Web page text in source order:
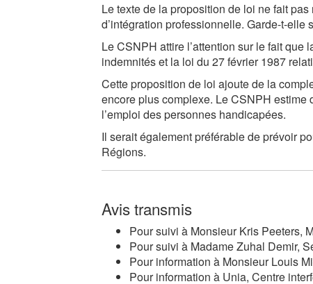
Le texte de la proposition de loi ne fait
d’intégration professionnelle. Garde-t-
Le CSNPH attire l’attention sur le fait
indemnités et la loi du 27 février 1987
Cette proposition de loi ajoute de la
encore plus complexe. Le CSNPH estime
l’emploi des personnes handicapées.
Il serait également préférable de prévoir
Régions.
Avis transmis
Pour suivi à MonsieurKris Peeters,
Pour suivi à Madame Zuhal Demir,
Pour information à Monsieur Louis
Pour information à Unia, Centre